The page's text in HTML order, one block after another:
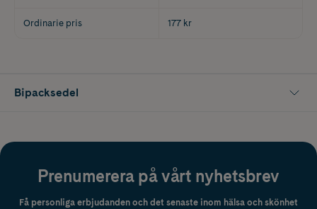
Ordinarie pris 177 kr
Bipacksedel
Prenumerera på vårt nyhetsbrev
Få personliga erbjudanden och det senaste inom hälsa och skönhet